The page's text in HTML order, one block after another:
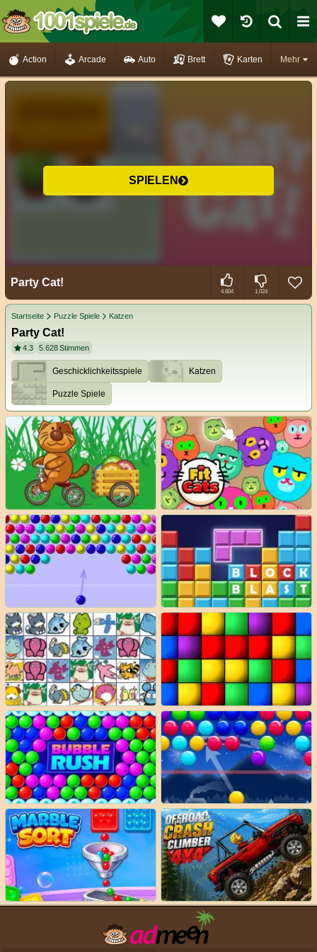
Mehr
Action Arcade Auto Brett Karten
SPIELEN
Party Cat!
4.604 1.024
Startseite Puzzle Spiele Katzen
Party Cat!
4.3 5.628Stimmen
Geschicklichkeitsspiele Katzen
Puzzle Spiele